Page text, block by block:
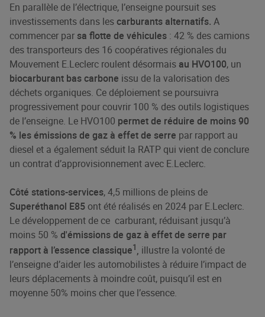
En parallèle de l’électrique, l’enseigne poursuit ses
investissements dans lescarburants alternatifs. A
commencer parsa flotte de véhicules : 42 % des camions
des transporteurs des 16 coopératives régionales du
Mouvement E.Leclerc roulent désormais au HVO100, un
biocarburant bas carbone issu de la valorisation des
déchets organiques. Ce déploiement se poursuivra
progressivement pour couvrir 100 % des outils logistiques
de l’enseigne. Le HVO100 permet de réduire de moins 90
% les émissions de gaz à effet de serre par rapport au
diesel et a également séduit la RATP qui vient de conclure
un contrat d’approvisionnement avec E.Leclerc.
Côté stations-services, 4,5 millions de pleins de
Superéthanol E85 ont été réalisés en 2024 par E.Leclerc.
Le développement de ce carburant, réduisant jusqu’à
moins 50 % d'émissions de gaz à effet de serre par
rapport à l’essence classique1, illustre la volonté de
l’enseigne d’aider les automobilistes à réduire l’impact de
leurs déplacements à moindre coût, puisqu’il est en
moyenne 50% moins cher que l’essence.